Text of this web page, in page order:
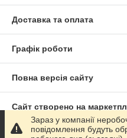
Доставка та оплата
Графік роботи
Повна версія сайту
Сайт створено на
Політика конфіденційності
Зараз у компанії
повідомлення будуть